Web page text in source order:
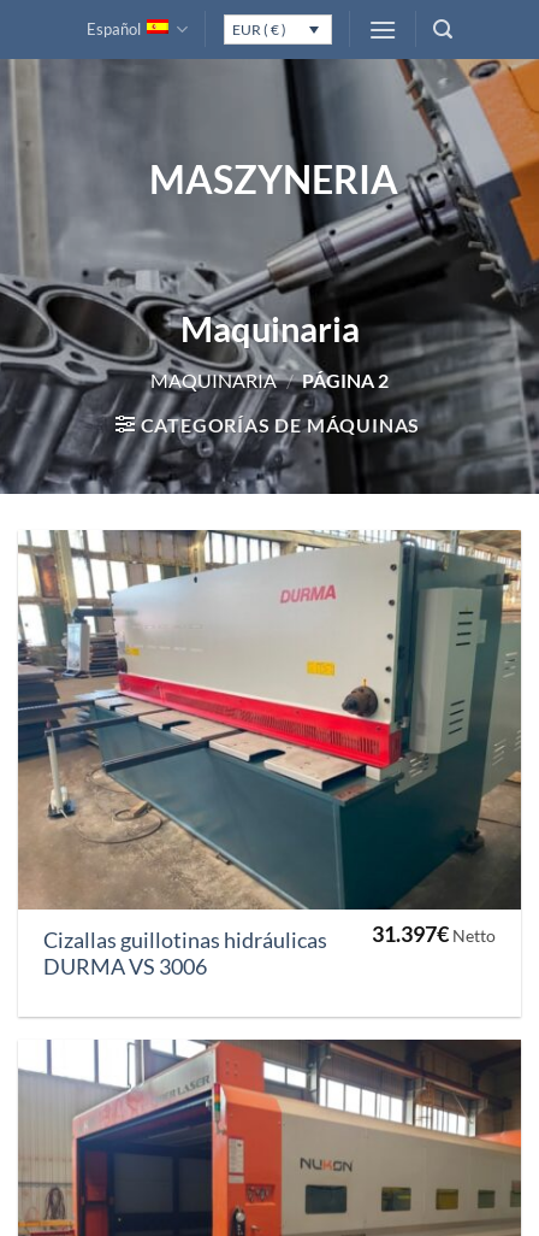
Español EUR ( € )
MASZYNERIA
Maquinaria
MAQUINARIA / PÁGINA 2
CATEGORÍAS DE MÁQUINAS
Cizallas guillotinas hidráulicas
DURMA VS 3006
31.397€ Netto